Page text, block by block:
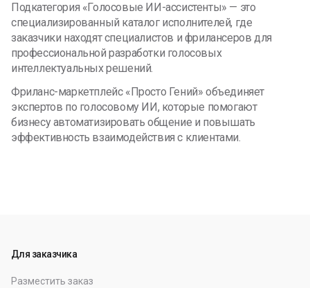
Подкатегория «Голосовые ИИ-ассистенты» — это
специализированный каталог исполнителей, где
заказчики находят специалистов и фрилансеров для
профессиональной разработки голосовых
интеллектуальных решений.
Фриланс-маркетплейс «Просто Гений» объединяет
экспертов по голосовому ИИ, которые помогают
бизнесу автоматизировать общение и повышать
эффективность взаимодействия с клиентами.
Для заказчика
Разместить заказ